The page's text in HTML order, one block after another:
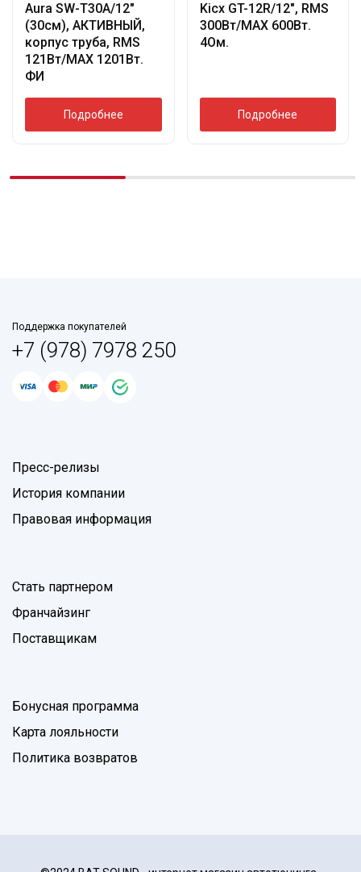
Aura SW-T30A/12″
(30см), АКТИВНЫЙ,
корпус труба, RMS
121Вт/МАХ 1201Вт.
ФИ
Подробнее
Kicx GT-12R/12″, RMS
300Вт/МАХ 600Вт.
4Ом.
Подробнее
Поддержка покупателей
+7 (978) 7978 250
Пресс-релизы
История компании
Правовая информация
Стать партнером
Франчайзинг
Поставщикам
Бонусная программа
Карта лояльности
Политика возвратов